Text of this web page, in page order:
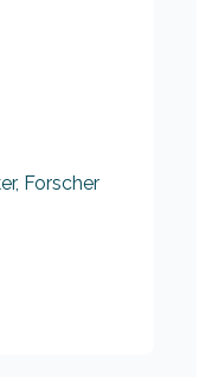
Forscher